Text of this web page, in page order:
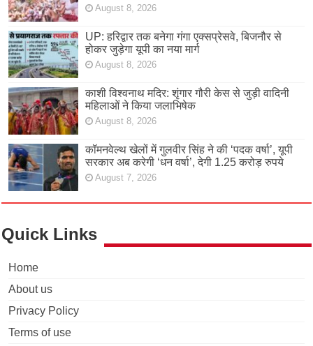
August 8, 2026
UP: हरिद्वार तक बनेगा गंगा एक्सप्रेसवे, बिजनौर से
होकर जुड़ेगा यूपी का नया मार्ग
August 8, 2026
काशी विश्वनाथ मदिर: शृंगार गौरी केस से जुड़ी वादिनी
महिलाओं ने किया जलाभिषेक
August 8, 2026
कॉमनवेल्थ खेलों में गुलवीर सिंह ने की ‘पदक वर्षा’, यूपी
सरकार अब करेगी ‘धन वर्षा’, देगी 1.25 करोड़ रुपये
August 7, 2026
Quick Links
Home
About us
Privacy Policy
Terms of use